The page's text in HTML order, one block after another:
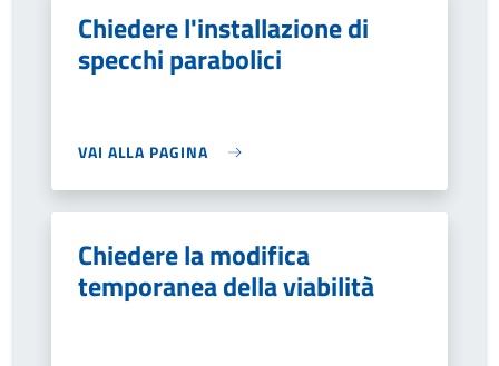
Chiedere l'installazione di
specchi parabolici
VAI ALLA PAGINA
Chiedere la modifica
temporanea della viabilità